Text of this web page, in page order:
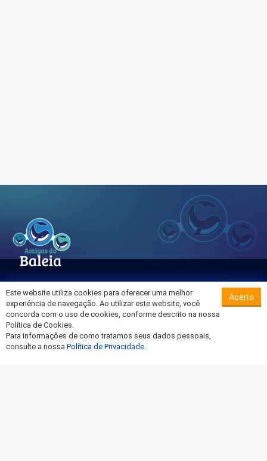
Sobre o Hospital da Baleia
Termos de Uso
Política de Privacidade
Entre em Contato
Este website utiliza cookies para oferecer uma melhor
experiência de navegação. Ao utilizar este website, você
concorda com o uso de cookies, conforme descrito na nossa
Política de Cookies.
Para informações de como tratamos seus dados pessoais,
consulte a nossa Política de Privacidade .
Aceito